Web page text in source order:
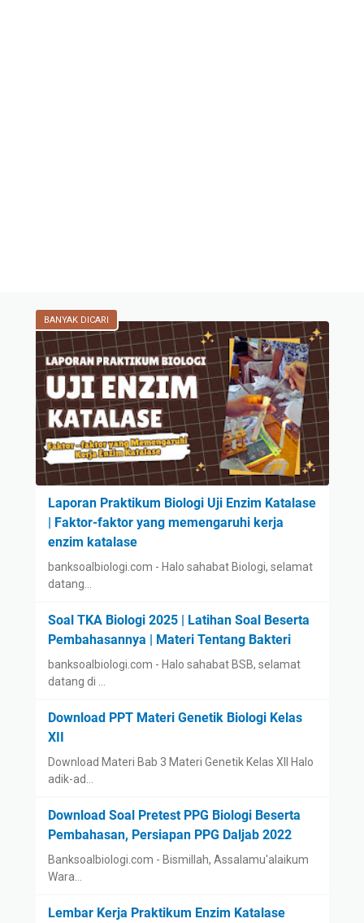
BANYAK DICARI
Laporan Praktikum Biologi Uji Enzim Katalase
| Faktor-faktor yang memengaruhi kerja
enzim katalase
banksoalbiologi.com - Halo sahabat Biologi, selamat
datang…
Soal TKA Biologi 2025 | Latihan Soal Beserta
Pembahasannya | Materi Tentang Bakteri
banksoalbiologi.com - Halo sahabat BSB, selamat
datang di …
Download PPT Materi Genetik Biologi Kelas
XII
Download Materi Bab 3 Materi Genetik Kelas XII Halo
adik-ad…
Download Soal Pretest PPG Biologi Beserta
Pembahasan, Persiapan PPG Daljab 2022
Banksoalbiologi.com - Bismillah, Assalamu'alaikum
Wara…
Lembar Kerja Praktikum Enzim Katalase